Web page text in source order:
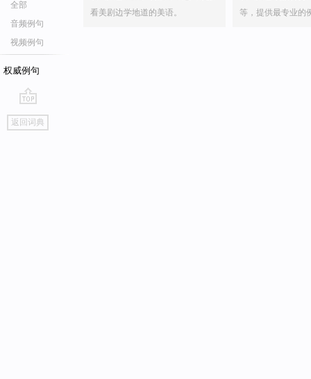
全部
音频例句
视频例句
权威例句
go
top
返回词典
看美剧边学地道的美语。
等，提供最专业的